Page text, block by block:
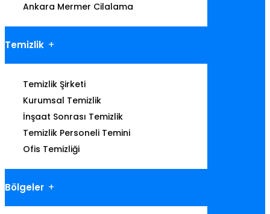
Ankara Mermer Cilalama
Temizlik
Temizlik Şirketi
Kurumsal Temizlik
İnşaat Sonrası Temizlik
Temizlik Personeli Temini
Ofis Temizliği
Bölgeler